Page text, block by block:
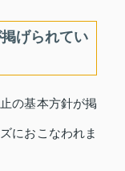
げられてい
の基本方針が掲
におこなわれま